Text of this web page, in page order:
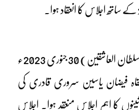
ساتھ اجلاس کا انعقاد ہوا۔
(نمائندہ خصوصی خانقاہ سلطان العاشقین) 30 جنوری 2023ء
فیضان یاسین سروری قادری کی
کا اہم اجلاس منعقد ہوا۔ اجلاس